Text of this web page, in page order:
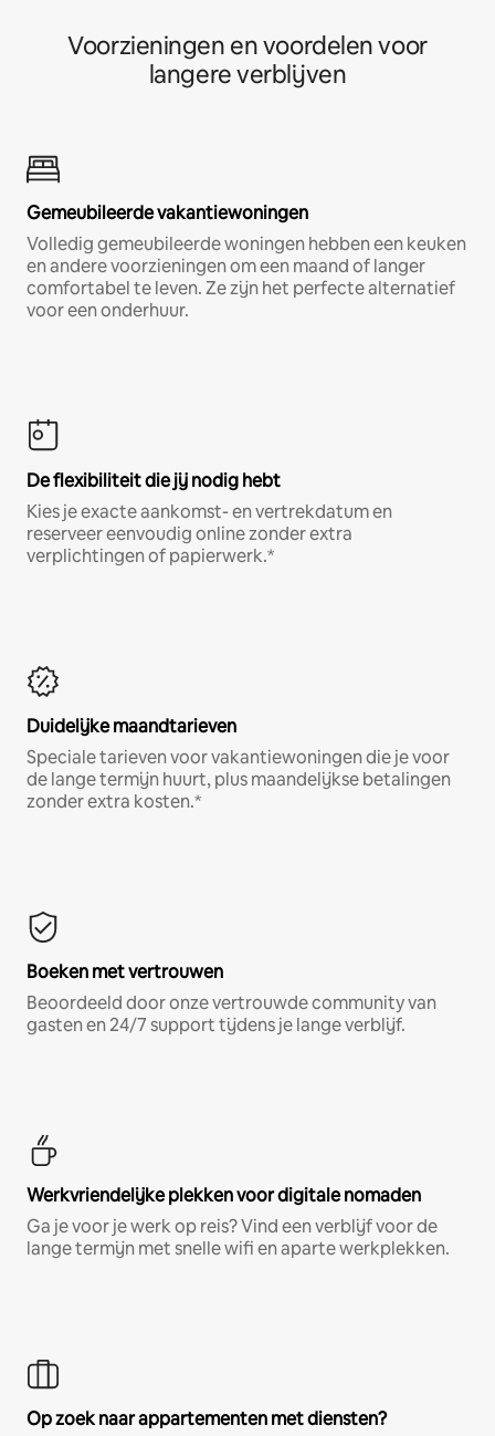
Voorzieningen en voordelen voor
langere verblijven
Gemeubileerde vakantiewoningen
Volledig gemeubileerde woningen hebben een keuken
en andere voorzieningen om een maand of langer
comfortabel te leven. Ze zijn het perfecte alternatief
voor een onderhuur.
De flexibiliteit die jij nodig hebt
Kies je exacte aankomst- en vertrekdatum en
reserveer eenvoudig online zonder extra
verplichtingen of papierwerk.*
Duidelijke maandtarieven
Speciale tarieven voor vakantiewoningen die je voor
de lange termijn huurt, plus maandelijkse betalingen
zonder extra kosten.*
Boeken met vertrouwen
Beoordeeld door onze vertrouwde community van
gasten en 24/7 support tijdens je lange verblijf.
Werkvriendelijke plekken voor digitale nomaden
Ga je voor je werk op reis? Vind een verblijf voor de
lange termijn met snelle wifi en aparte werkplekken.
Op zoek naar appartementen met diensten?